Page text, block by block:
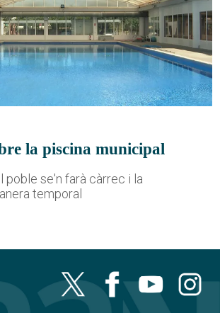
la piscina municipal
poble se'n farà càrrec i la
temporal